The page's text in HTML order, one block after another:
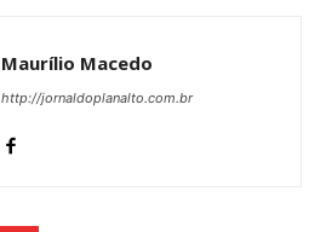
Maurílio Macedo
http://jornaldoplanalto.com.br